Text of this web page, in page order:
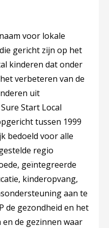
voor lokale
gericht zijn op het
kinderen dat onder
verbeteren van de
uit
Start Local
tussen 1999
bedoeld voor alle
regio
geïntegreerde
kinderopvang,
aan te
de gezondheid en het
de gezinnen waar